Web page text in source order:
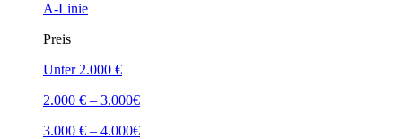
A-Linie
Preis
Unter 2.000 €
2.000 € – 3.000€
3.000 € – 4.000€